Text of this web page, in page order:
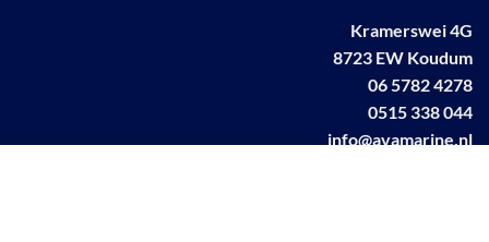
Kramerswei 4G
8723 EW Koudum
06 5782 4278
0515 338 044
info@avamarine.nl